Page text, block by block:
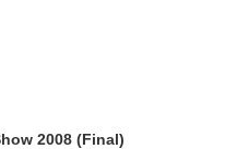
2008 (Final)